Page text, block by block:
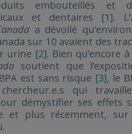
embouteillés et
et dentaires [1].
a dévoilé
sur 10 avaient des
urine [2]. Bien qu’encore à
soutient que
est sans risque [3], le
qui
démystifier ses effets
et plus récemment,